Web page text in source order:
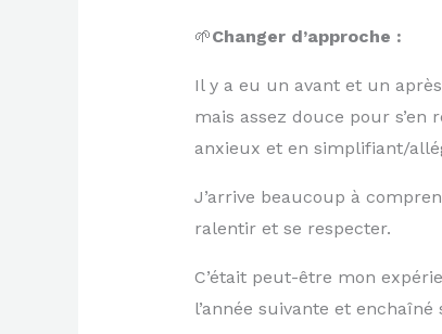
🌱Changer d’approche :
Il y a eu un avant et un
mais assez douce pour
anxieux et en simplifiant/
J’arrive beaucoup à
ralentir et se respecter.
C’était peut-être mon
l’année suivante et